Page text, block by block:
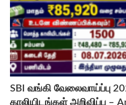
SBI வங்கி வேலைவாய்ப்பு
காலியிடங்கள் அறிவிப்பு –